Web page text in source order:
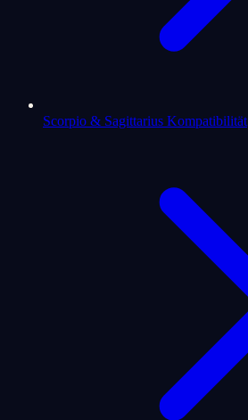
Scorpio & Sagittarius Kompatibilität